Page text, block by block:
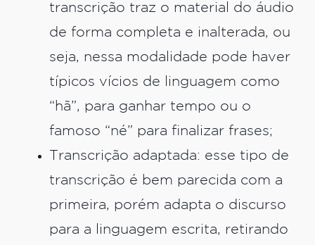
transcrição traz o material do áudio
de forma completa e inalterada, ou
seja, nessa modalidade pode haver
típicos vícios de linguagem como
“hã”, para ganhar tempo ou o
famoso “né” para finalizar frases;
Transcrição adaptada: esse tipo de
transcrição é bem parecida com a
primeira, porém adapta o discurso
para a linguagem escrita, retirando